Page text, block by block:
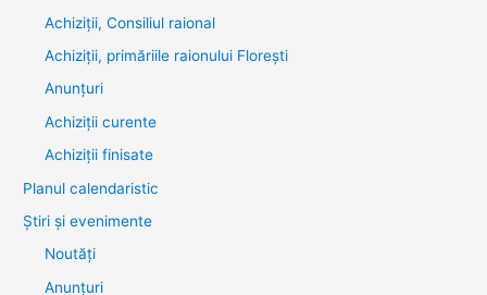
Achiziții, Consiliul raional
Achiziții, primăriile raionului Florești
Anunțuri
Achiziții curente
Achiziții finisate
Planul calendaristic
Știri şi evenimente
Noutăţi
Anunţuri